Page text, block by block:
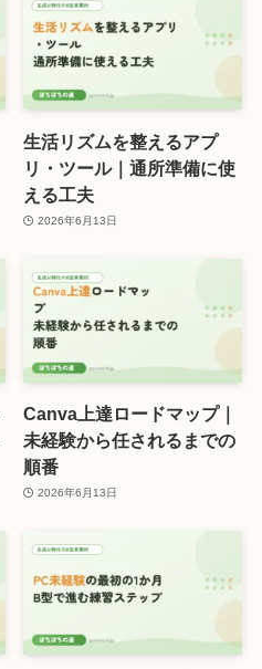
生活リズムを整えるアプ
リ・ツール｜通所準備に使
える工夫
2026年6月13日
Canva上達ロードマップ｜
未経験から任されるまでの
順番
2026年6月13日